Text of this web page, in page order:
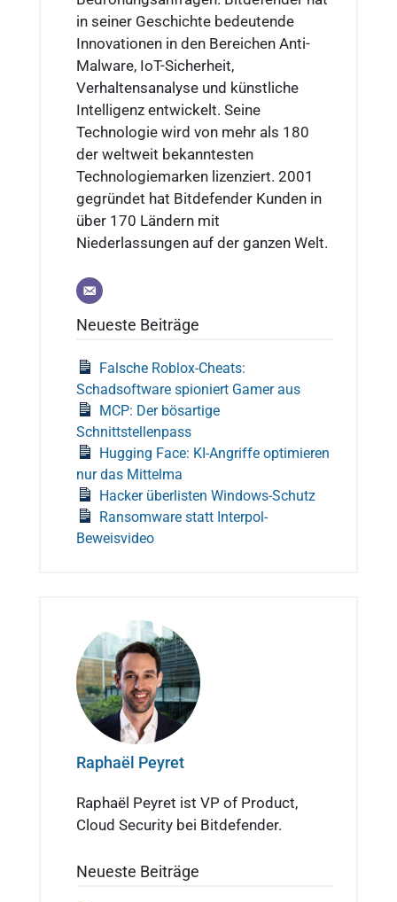
in seiner Geschichte bedeutende
Innovationen in den Bereichen Anti-
Malware, IoT-Sicherheit,
Verhaltensanalyse und künstliche
Intelligenz entwickelt. Seine
Technologie wird von mehr als 180
der weltweit bekanntesten
Technologiemarken lizenziert. 2001
gegründet hat Bitdefender Kunden in
über 170 Ländern mit
Niederlassungen auf der ganzen Welt.
Neueste Beiträge
Falsche Roblox-Cheats:
Schadsoftware spioniert Gamer aus
MCP: Der bösartige
Schnittstellenpass
Hugging Face: KI-Angriffe optimieren
nur das Mittelma
Hacker überlisten Windows-Schutz
Ransomware statt Interpol-
Beweisvideo
Raphaël Peyret
Raphaël Peyret ist VP of Product,
Cloud Security bei Bitdefender.
Neueste Beiträge